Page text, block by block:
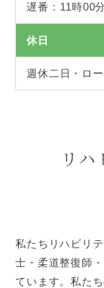
遅番：11時00
休日
週休二日・ロ
リ
私たちリハビリ
士・柔道整復師
ています。私た